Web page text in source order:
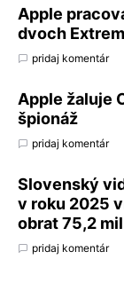
Apple
dvoch
pridaj komentár
Apple žaluje
špionáž
pridaj komentár
Slovenský
v roku 2025
obrat 75,2
pridaj komentár